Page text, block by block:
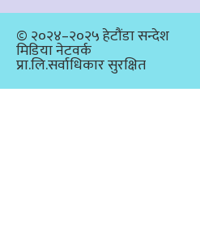
© २०२४–२०२५ हेटौंडा सन्देश
मिडिया नेटवर्क
प्रा.लि.सर्वाधिकार सुरक्षित​